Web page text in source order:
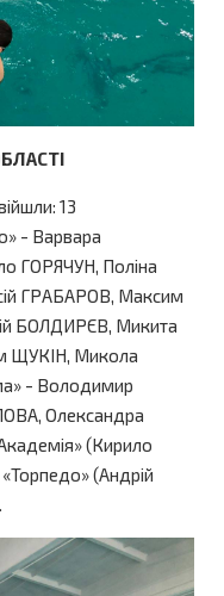
13
- Варвара
ГОРЯЧУН, Поліна
ГРАБАРОВ, Максим
БОЛДИРЄВ, Микита
ЩУКІН, Микола
- Володимир
Олександра
(Кирило
(Андрій